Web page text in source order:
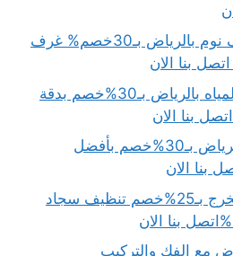
شركة فك وتركيب غرف نوم بالرياض بـ30خصم% غرف
شركة كشف تسربات المياه بالرياض بـ30%خصم بدقة
شراء اثاث مستعمل بالرياض بـ30%خصم بأفضل
شركة تنظيف سجاد بالخرج بـ25%خصم تنظيف سجاد
مع الفك والتركيب